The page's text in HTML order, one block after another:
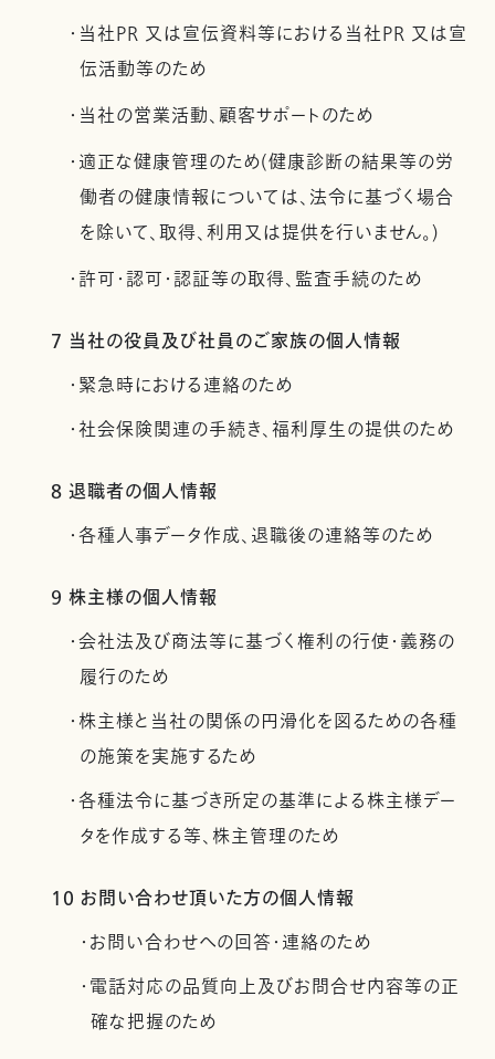
・当社PR 又は宣伝資料等における当社PR 又は宣
伝活動等のため
・当社の営業活動、顧客サポートのため
・適正な健康管理のため(健康診断の結果等の労
働者の健康情報については、法令に基づく場合
を除いて、取得、利用又は提供を行いません。)
・許可・認可・認証等の取得、監査手続のため
7 当社の役員及び社員のご家族の個人情報
・緊急時における連絡のため
・社会保険関連の手続き、福利厚生の提供のため
8 退職者の個人情報
・各種人事データ作成、退職後の連絡等のため
9 株主様の個人情報
・会社法及び商法等に基づく権利の行使・義務の
履行のため
・株主様と当社の関係の円滑化を図るための各種
の施策を実施するため
・各種法令に基づき所定の基準による株主様デー
タを作成する等、株主管理のため
10 お問い合わせ頂いた方の個人情報
・お問い合わせへの回答・連絡のため
・電話対応の品質向上及びお問合せ内容等の正
確な把握のため